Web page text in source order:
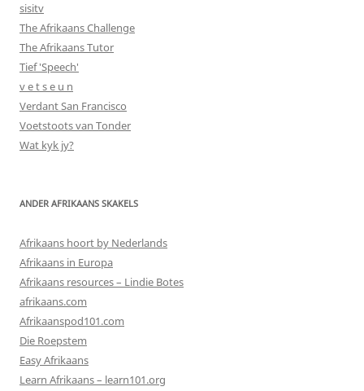
sisitv
The Afrikaans Challenge
The Afrikaans Tutor
Tief 'Speech'
v e t s e u n
Verdant San Francisco
Voetstoots van Tonder
Wat kyk jy?
ANDER AFRIKAANS SKAKELS
Afrikaans hoort by Nederlands
Afrikaans in Europa
Afrikaans resources – Lindie Botes
afrikaans.com
Afrikaanspod101.com
Die Roepstem
Easy Afrikaans
Learn Afrikaans – learn101.org